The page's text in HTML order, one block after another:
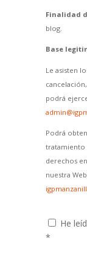
Finalidad
blog.
Base
Le asisten
podrá
Podrá
tratamiento
derechos
nuestra Web
He
*